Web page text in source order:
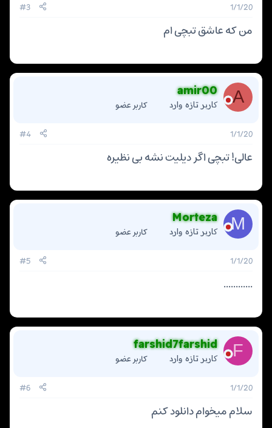
ی
س
ه
ا
]
1/1/20
#3
من که عاشق تبچی ام
A
amir00
کاربر تازه وارد کاربر عضو
1/1/20
#4
عالی! تبچی اگر دیلیت نشه بی نظیره
M
Morteza
کاربر تازه وارد کاربر عضو
1/1/20
#5
............
F
farshid7farshid
کاربر تازه وارد کاربر عضو
1/1/20
#6
سلام میخوام دانلود کنم